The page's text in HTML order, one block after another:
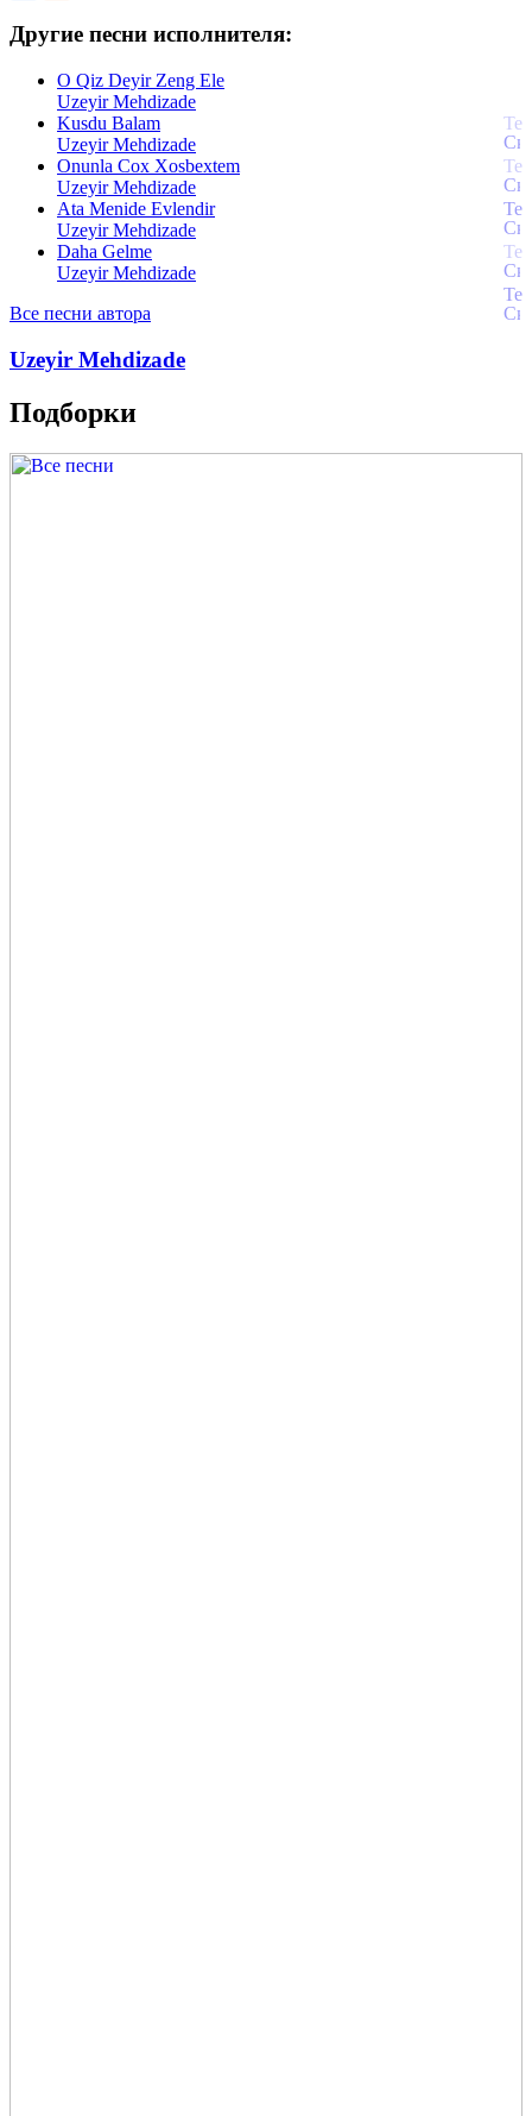
Другие песни исполнителя:
O Qiz Deyir Zeng Ele
Uzeyir Mehdizade
Kusdu Balam
Uzeyir Mehdizade
Onunla Cox Xosbextem
Uzeyir Mehdizade
Ata Menide Evlendir
Uzeyir Mehdizade
Daha Gelme
Uzeyir Mehdizade
Все песни автора
Uzeyir Mehdizade
Подборки